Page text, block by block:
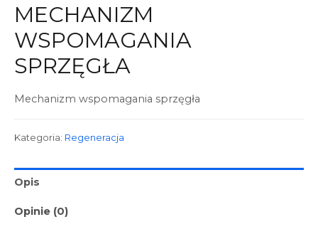
MECHANIZM
WSPOMAGANIA
SPRZĘGŁA
Mechanizm wspomagania sprzęgła
Kategoria: Regeneracja
Opis
Opinie (0)